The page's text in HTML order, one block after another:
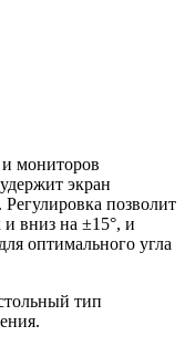
мониторов
экран
позволит
и вниз на ±15°, и
оптимального угла
тип